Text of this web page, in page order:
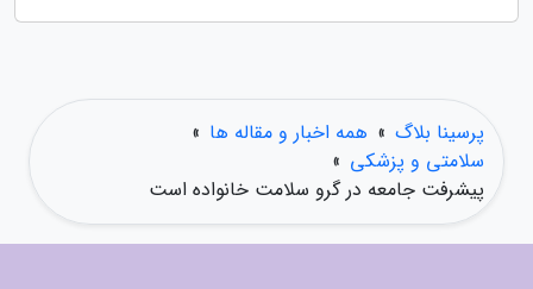
پرسینا بلاگ » همه اخبار و مقاله ها »
سلامتی و پزشکی »
پیشرفت جامعه در گرو سلامت خانواده است